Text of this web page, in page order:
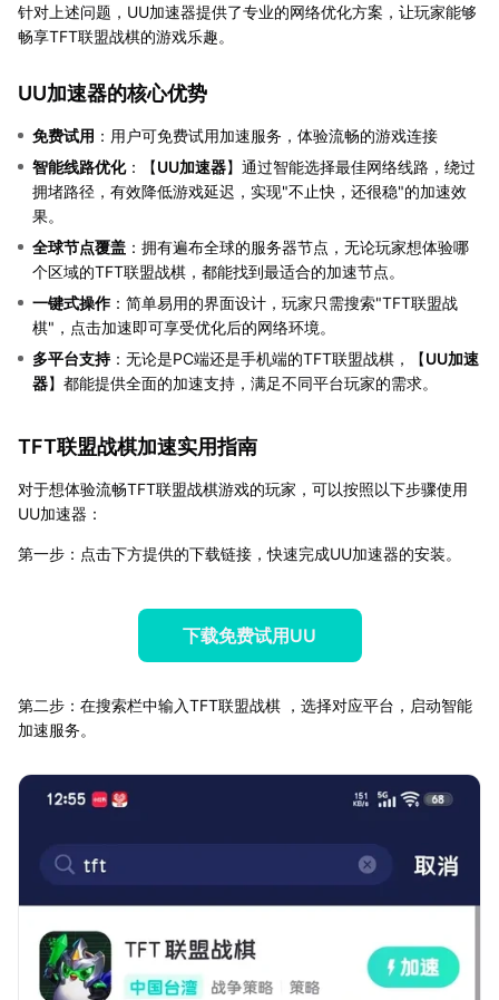
针对上述问题，UU加速器提供了专业的网络优化方案，让玩家能够
畅享TFT联盟战棋的游戏乐趣。
UU加速器的核心优势
免费试用 ：用户可免费试用加速服务，体验流畅的游戏连接
智能线路优化：【UU加速器】通过智能选择最佳网络线路，绕过
拥堵路径，有效降低游戏延迟，实现"不止快，还很稳"的加速效
果。
全球节点覆盖 ：拥有遍布全球的服务器节点，无论玩家想体验哪
个区域的TFT联盟战棋，都能找到最适合的加速节点。
一键式操作：简单易用的界面设计，玩家只需搜索"TFT联盟战
棋"，点击加速即可享受优化后的网络环境。
多平台支持：无论是PC端还是手机端的TFT联盟战棋，【UU加速
器】都能提供全面的加速支持，满足不同平台玩家的需求。
TFT联盟战棋加速实用指南
对于想体验流畅TFT联盟战棋游戏的玩家，可以按照以下步骤使用
UU加速器：
第一步：点击下方提供的下载链接，快速完成UU加速器的安装。
下载免费试用UU
第二步：在搜索栏中输入TFT联盟战棋 ，选择对应平台，启动智能
加速服务。